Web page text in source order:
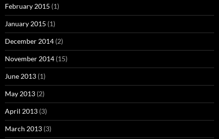
February 2015 (1)
January 2015 (1)
December 2014 (2)
November 2014 (15)
June 2013 (1)
May 2013 (2)
April 2013 (3)
March 2013 (3)